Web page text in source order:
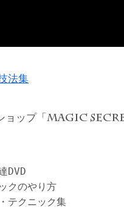
法集
ョップ「 MAGIC
DVD
クのやり方
テクニック集